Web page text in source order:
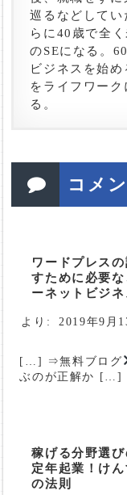
巡るなどしてい
らに40歳で全
のSEになる。
ビジネスを始
をライフワー
る。
コメ
ワードプレス
すために必要
ーネットビジ
より: 2019年9月
[…] ⇒無料ブログ
ぶのが正解か […]
稼げる分野選
定年起業！け
の法則